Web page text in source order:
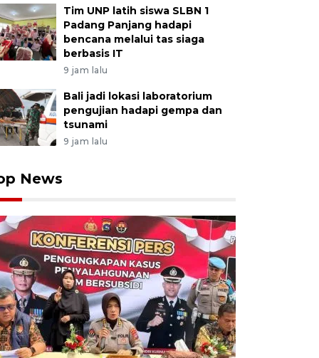
Tim UNP latih siswa SLBN 1
Padang Panjang hadapi
bencana melalui tas siaga
berbasis IT
9 jam lalu
Bali jadi lokasi laboratorium
pengujian hadapi gempa dan
tsunami
9 jam lalu
News